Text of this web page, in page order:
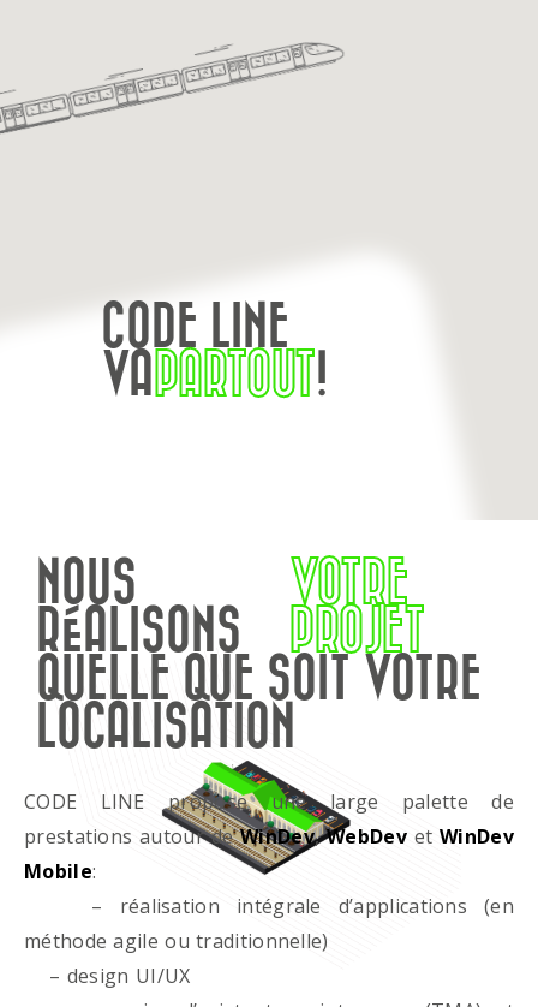
CODE LINE
VAPARTOUT!
NOUS
RÉALISONS
VOTRE
PROJET
QUELLE QUE SOIT VOTRE
LOCALISATION
CODE LINE propose une large palette de
prestations autour deWinDev,WebDevet WinDev
Mobile:
– réalisation intégrale d’applications (en
méthode agile ou traditionnelle)
– design UI/UX